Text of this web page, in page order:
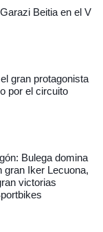
Beitia en el V
gran protagonista
por el circuito
Bulega domina
gran Iker Lecuona,
victorias